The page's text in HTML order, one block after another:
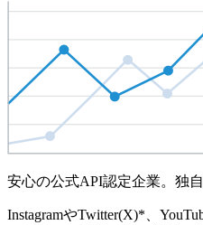
安心の公式API認定企業。独
InstagramやTwitter(X)*、